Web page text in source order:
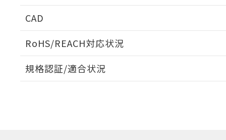
CAD
RoHS/REACH対応状況
EU RoHS 注意事項・凡例
規格認証/適合状況